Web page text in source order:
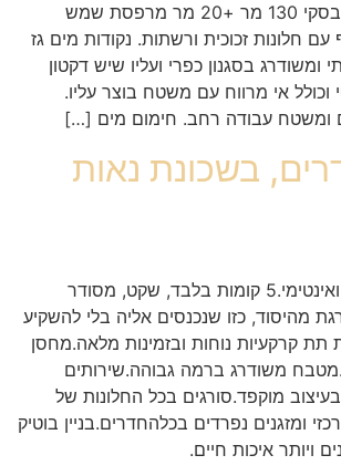
המבוקש של פרשקובסקי 130 מר +20 מר מרפסת שמש
חלונות זכוכית ורשתות. נקודות מים גז
בסגנון כפרי ועליו שיש דקטון
וכולל אי מרווח עם משטח בוצר עליו.
ומשטח עבודה רחב. חימום מים […]
4 חדרים, בשכונת נאות
בבניין בוטיק איכותי ואינטימי.5 קומות בלבד, שקט, מסודר
מהיסוד, כזו שנכנסים אליה בלי להשקיע
תת קרקעיות נוחות ובזמינות מלאה.מחסן
כ12 מ"ר.מטבח משודרג ברמה גבוהה.שירותים
מוקפד.סורגים בכל החלונות של
ומזגנים נפרדים בכלהחדרים.בניין בוטיק
ויותר איכות חיים.